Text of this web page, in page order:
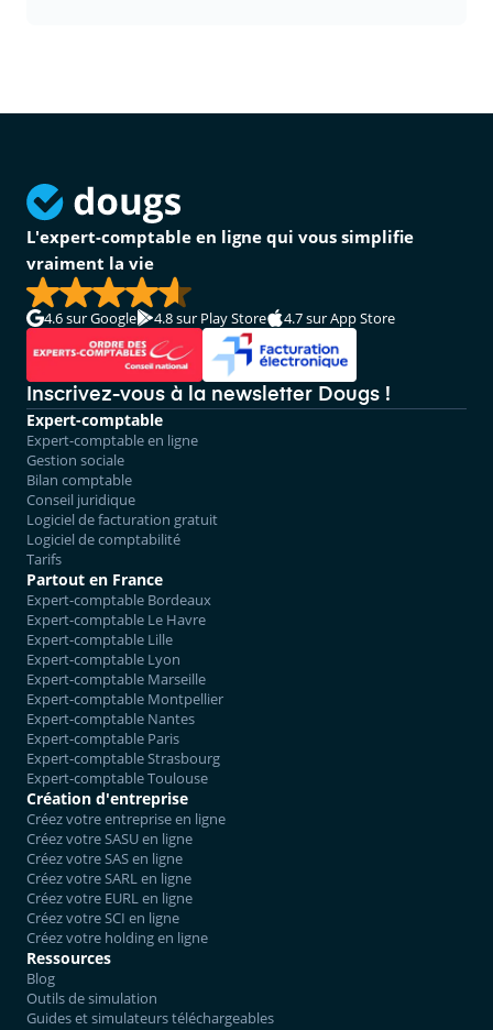
L'expert-comptable en ligne qui vous simplifie
vraiment la vie
4.6sur Google 4.8sur Play Store 4.7sur App Store
Inscrivez-vous à la newsletter Dougs !
Expert-comptable
Expert-comptable en ligne
Gestion sociale
Bilan comptable
Conseil juridique
Logiciel de facturation gratuit
Logiciel de comptabilité
Tarifs
Partout en France
Expert-comptable Bordeaux
Expert-comptable Le Havre
Expert-comptable Lille
Expert-comptable Lyon
Expert-comptable Marseille
Expert-comptable Montpellier
Expert-comptable Nantes
Expert-comptable Paris
Expert-comptable Strasbourg
Expert-comptable Toulouse
Création d'entreprise
Créez votre entreprise en ligne
Créez votre SASU en ligne
Créez votre SAS en ligne
Créez votre SARL en ligne
Créez votre EURL en ligne
Créez votre SCI en ligne
Créez votre holding en ligne
Ressources
Blog
Outils de simulation
Guides et simulateurs téléchargeables